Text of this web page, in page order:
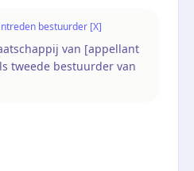
bestuurder [X]
van [appellant
tweede bestuurder van